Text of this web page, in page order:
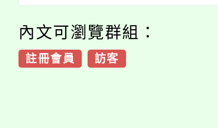
內文可瀏覽群組：
註冊會員 訪客